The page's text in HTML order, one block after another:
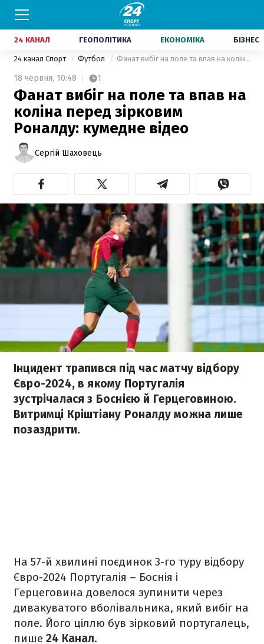
24 КАНАЛ ГЕОПОЛІТИКА ЕКОНОМІКА БІЗНЕС
24 канал Спорт Футбол Фанат вибіг на поле та впав на коліна перед зірковим Роналду: кумедне відео
18 червня, 10:48 1
Фанат вибіг на поле та впав на
коліна перед зірковим
Роналду: кумедне відео
Сергій Шаховець
Інцидент трапився під час матчу відбору
Євро-2024, в якому Португалія
зустрічалася з Боснією й Герцеговиною.
Витримці Кріштіану Роналду можна лише
позаздрити.
На 57-й хвилині поєдинок 3-го туру відбору
Євро-2024 Португалія – Боснія і
Герцеговина довелося зупинити через
дивакуватого вболівальника, який вибіг на
поле. Його ціллю був зірковий португалець,
пише 24 Канал.